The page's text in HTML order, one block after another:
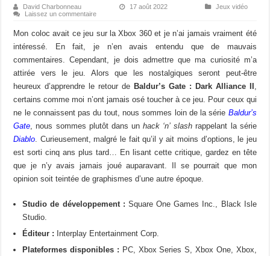
David Charbonneau 17 août 2022
Jeux vidéo
Laissez un commentaire
Mon coloc avait ce jeu sur la Xbox 360 et je n’ai jamais vraiment été
intéressé. En fait, je n’en avais entendu que de mauvais
commentaires. Cependant, je dois admettre que ma curiosité m’a
attirée vers le jeu. Alors que les nostalgiques seront peut-être
heureux d’apprendre le retour de Baldur’s Gate : Dark Alliance II ,
certains comme moi n’ont jamais osé toucher à ce jeu. Pour ceux qui
ne le connaissent pas du tout, nous sommes loin de la série Baldur’s
Gate, nous sommes plutôt dans unhack ‘n’ slash rappelant la série
Diablo. Curieusement, malgré le fait qu’il y ait moins d’options, le jeu
est sorti cinq ans plus tard… En lisant cette critique, gardez en tête
que je n’y avais jamais joué auparavant. Il se pourrait que mon
opinion soit teintée de graphismes d’une autre époque.
Studio de développement : Square One Games Inc., Black Isle
Studio.
Éditeur : Interplay Entertainment Corp.
Plateformes disponibles : PC, Xbox Series S, Xbox One, Xbox,